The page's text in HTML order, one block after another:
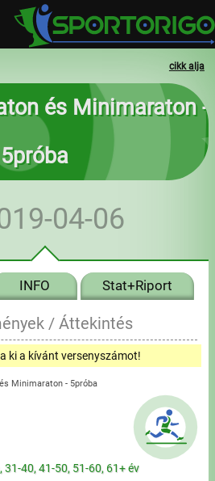
cikk alja
és Minimaraton -
5próba
04-06
INFO Stat+Riport
/ Áttekintés
ki a kívánt versenyszámot!
Minimaraton - 5próba
31-40, 41-50, 51-60, 61+ év